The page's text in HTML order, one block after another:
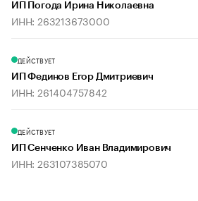
ИП Погода Ирина Николаевна
ИНН: 263213673000
ДЕЙСТВУЕТ
ИП Фединов Егор Дмитриевич
ИНН: 261404757842
ДЕЙСТВУЕТ
ИП Сенченко Иван Владимирович
ИНН: 263107385070